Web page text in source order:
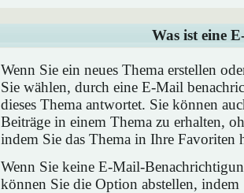
Was ist eine
Wenn Sie ein neues Thema erstellen
Sie wählen, durch eine E-Mail
dieses Thema antwortet. Sie können
Beiträge in einem Thema zu erhalten,
indem Sie das Thema in Ihre Favoriten
Wenn Sie keine E-Mail-
können Sie die Option abstellen,